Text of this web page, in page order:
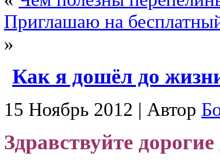
Приглашаю на
»
Как я дошёл до
15 Ноябрь 2012 | Автор
Здравствуйте